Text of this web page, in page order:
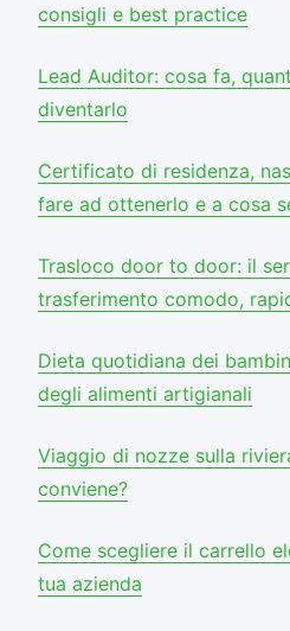
consigli e best practice
Lead Auditor: cosa fa,
diventarlo
Certificato di residenza,
fare ad ottenerlo e a cosa
Trasloco door to door: il
trasferimento comodo,
Dieta quotidiana dei
degli alimenti artigianali
Viaggio di nozze sulla
conviene?
Come scegliere il carrello
tua azienda